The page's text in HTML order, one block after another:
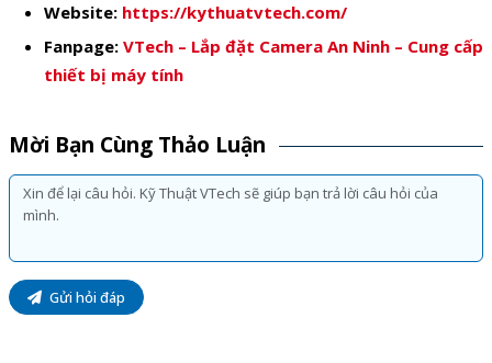
Website: https://kythuatvtech.com/
Fanpage: VTech – Lắp đặt Camera An Ninh – Cung cấp
thiết bị máy tính
Mời Bạn Cùng Thảo Luận
Gửi hỏi đáp